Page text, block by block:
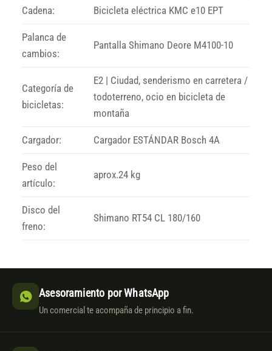
Cadena: Bicicleta eléctrica KMC e10 EPT
Palanca de
cambios:
Pantalla Shimano Deore M4100-10
Categoría de
bicicletas:
E2 | Ciudad, senderismo en carretera /
todoterreno, ocio en bicicleta de
montaña
Cargador: Cargador ESTÁNDAR Bosch 4A
Peso del
artículo:
aprox.24 kg
Disco del
freno:
Shimano RT54 CL 180/160
Asesoramiento por WhatsApp
Un comercial te acompaña de principio a fin.